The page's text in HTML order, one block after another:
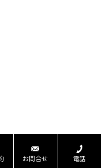
お問合せ 電話